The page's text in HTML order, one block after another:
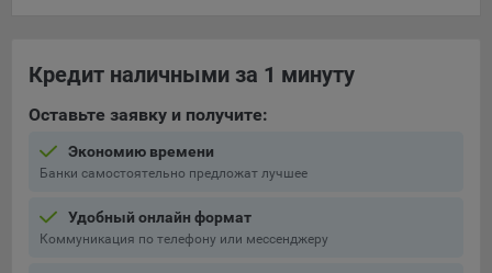
Рекламные Cookie
Отключение рекламных cookie-файлы не позволит
принимать меры по совершенствованию работы
Сайта, исходя из предпочтений пользователя, а также
материалов по наиболее актуальному, подходящему
назначению для каждого конкретного пользователя.
Кредит наличными за 1 минуту
Оставьте заявку и получите:
Экономию времени
Банки самостоятельно предложат лучшее
Удобный онлайн формат
Коммуникация по телефону или мессенджеру